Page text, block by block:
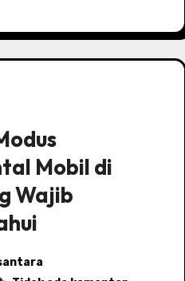
Mobil di
Wajib